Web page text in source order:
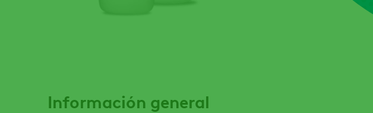
Información general